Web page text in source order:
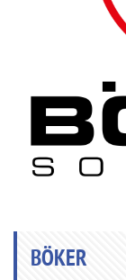
BÖKER